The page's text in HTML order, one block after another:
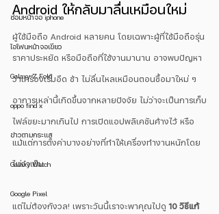
ซ่อมหน้าจอ iphone
ไอโฟนหน้าจอเขียว
Galaxy Z Fold
oppo find x
ข่าวตามกระแส
Galaxy Watch
Google Pixel
Android ให้กลับมาลื่นเหมือนใหม่
ผู้ใช้มือถือ Android หลายคน โดยเฉพาะผู้ที่ใช้มือถือรุ่น
ราคาประหยัด หรือมือถือที่ใช้งานมานาน อาจพบปัญหา
ว่าเครื่องเริ่มอืด ช้า ไม่ลื่นไหลเหมือนตอนซื้อมาใหม่ ๆ
อาการเหล่านี้เกิดขึ้นจากหลายปัจจัย ไม่ว่าจะเป็นการเก็บ
ไฟล์ขยะมากเกินไป การเปิดแอปพลิเคชันค้างไว้ หรือ
แม้แต่การตั้งค่าบางอย่างที่ทำให้เครื่องทำงานหนักโดย
ไม่จำเป็น
แต่ไม่ต้องกังวล! เพราะวันนี้เราจะพาคุณไปดู 10 วิธีแก้